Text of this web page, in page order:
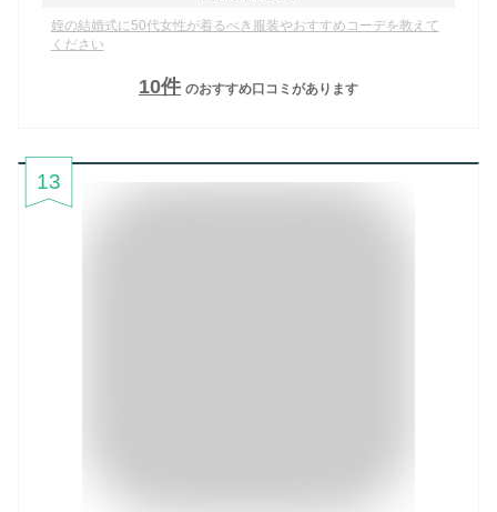
姪の結婚式に50代女性が着るべき服装やおすすめコーデを教えて
ください
10件 のおすすめ口コミがあります
13